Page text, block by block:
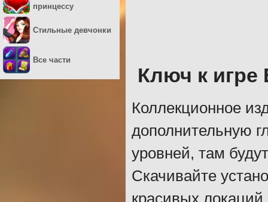
Ключ к
Коллекционное
дополнительную
уровней, там
Скачивайте
красивых
принцессу
Стильные девчонки
Все части